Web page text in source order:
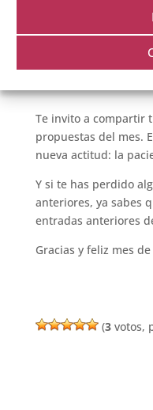
Proponte, al
hacer algo que
confort. ¿Qué es
Te invito a compartir
propuestas del mes.
nueva actitud: la
Y si te has perdido
anteriores, ya sabes
entradas anteriores
Gracias y feliz mes
(3votos,